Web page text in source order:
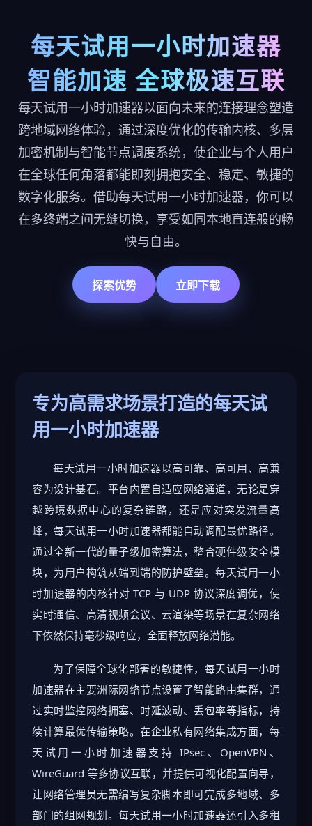
每天试用一小时加速器
智能加速 全球极速互联
每天试用一小时加速器以面向未来的连接理念塑造
跨地域网络体验，通过深度优化的传输内核、多层
加密机制与智能节点调度系统，使企业与个人用户
在全球任何角落都能即刻拥抱安全、稳定、敏捷的
数字化服务。借助每天试用一小时加速器，你可以
在多终端之间无缝切换，享受如同本地直连般的畅
快与自由。
探索优势 立即下载
专为高需求场景打造的每天试
用一小时加速器
每天试用一小时加速器以高可靠、高可用、高兼
容为设计基石。平台内置自适应网络通道，无论是穿
越跨境数据中心的复杂链路，还是应对突发流量高
峰，每天试用一小时加速器都能自动调配最优路径。
通过全新一代的量子级加密算法，整合硬件级安全模
块，为用户构筑从端到端的防护壁垒。每天试用一小
时加速器的内核针对 TCP 与 UDP 协议深度调优，使
实时通信、高清视频会议、云渲染等场景在复杂网络
下依然保持毫秒级响应，全面释放网络潜能。
为了保障全球化部署的敏捷性，每天试用一小时
加速器在主要洲际网络节点设置了智能路由集群，通
过实时监控网络拥塞、时延波动、丢包率等指标，持
续计算最优传输策略。在企业私有网络集成方面，每
天试用一小时加速器支持 IPsec、OpenVPN、
WireGuard 等多协议互联，并提供可视化配置向导，
让网络管理员无需编写复杂脚本即可完成多地域、多
部门的组网规划。每天试用一小时加速器还引入多租